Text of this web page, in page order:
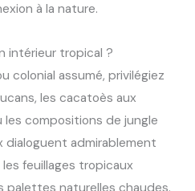
à la nature.
intérieur tropical ?
colonial assumé, privilégiez
les cacatoès aux
compositions de jungle
dialoguent admirablement
feuillages tropicaux